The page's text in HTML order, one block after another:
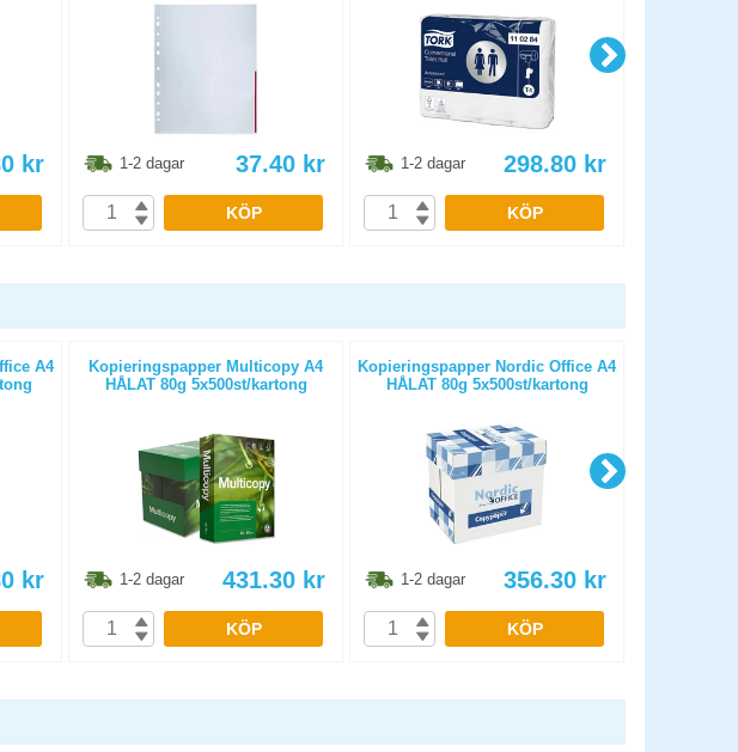
kr 1-2 dagar 37.40 kr
KÖP
1-2 dagar 298.80 kr
KÖP
A4
kr
Kopieringspapper Multicopy A4
HÅLAT 80g 5x500st/kartong
1-2 dagar 431.30 kr
KÖP
Kopieringspapper Nordic Office A4
HÅLAT 80g 5x500st/kartong
1-2 dagar 356.30 kr
KÖP